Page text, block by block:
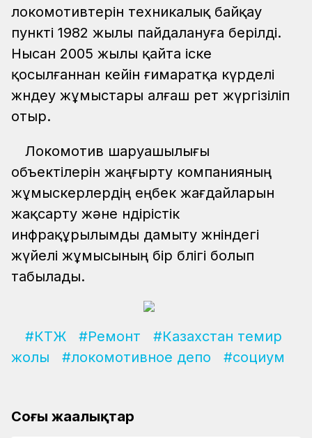
локомотивтерін техникалық байқау
пункті 1982 жылы пайдалануға берілді.
Нысан 2005 жылы қайта іске
қосылғаннан кейін ғимаратқа күрделі
жөндеу жұмыстары алғаш рет жүргізіліп
отыр.
Локомотив шаруашылығы
объектілерін жаңғырту компанияның
жұмыскерлердің еңбек жағдайларын
жақсарту және өндірістік
инфрақұрылымды дамыту жөніндегі
жүйелі жұмысының бір бөлігі болып
табылады.
#КТЖ #Ремонт
#Казахстан темир
жолы
#локомотивное депо #социум
Соңғы жаңалықтар